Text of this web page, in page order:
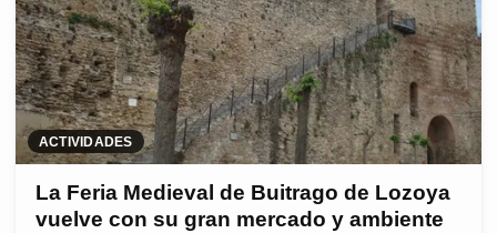
ACTIVIDADES
La Feria Medieval de Buitrago de Lozoya
vuelve con su gran mercado y ambiente